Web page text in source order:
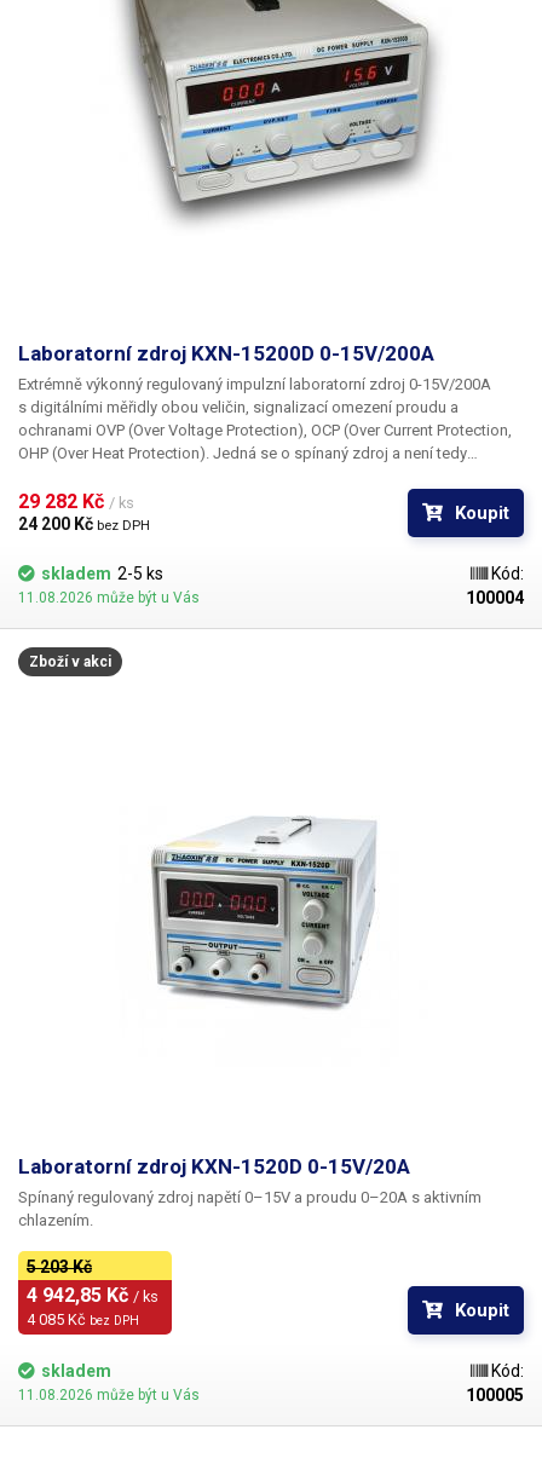
Váha balení [kg]: 35 kg
Laboratorní zdroj KXN-15200D 0-15V/200A
Extrémně výkonný regulovaný impulzní laboratorní zdroj 0-15V/200A
s digitálními měřidly obou veličin, signalizací omezení proudu a
ochranami OVP (Over Voltage Protection), OCP (Over Current Protection,
OHP (Over Heat Protection). Jedná se o spínaný zdroj a není tedy
klasickým transformátorem.
29 282 Kč / ks
24 200 Kč bez DPH
Koupit
skladem 2-5 ks
11.08.2026 může být u Vás
Kód:
100004
Laboratorní zdroj KXN-1520D 0-15V/20A
Spínaný regulovaný zdroj napětí 0–15V a proudu 0–20A s aktivním
chlazením.
5 203 Kč
4 942,85 Kč / ks
4 085 Kč bez DPH Koupit
skladem
11.08.2026 může být u Vás
Kód:
100005
Zboží v akci